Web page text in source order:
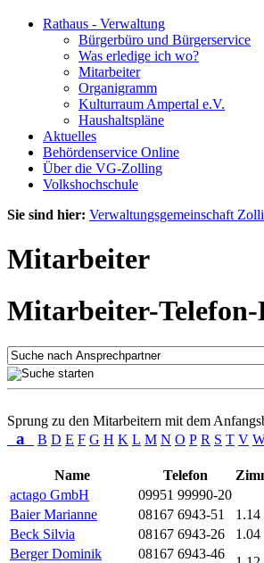
Rathaus - Verwaltung
Bürgerbüro und Bürgerservice
Was erledige ich wo?
Mitarbeiter
Organigramm
Kulturraum Ampertal e.V.
Haushaltspläne
Aktuelles
Behördenservice Online
Über die VG-Zolling
Volkshochschule
Sie sind hier: Verwaltungsgemeinschaft
Mitarbeiter
Mitarbeiter-
Sprung zu den Mitarbeitern mit dem
a B D E F G H K L M N O P R S T V
Name
Telefon
actago GmbH
09951 99990-20
Baier Marianne
08167 6943-51 1.14
Beck Silvia
08167 6943-26 1.04
Berger Dominik
08167 6943-46